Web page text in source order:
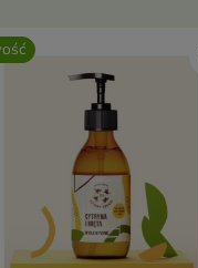
rytuał pełen
i świeżości.